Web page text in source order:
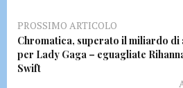
PROSSIMO ARTICOLO
Chromatica, superato il miliardo
per Lady Gaga – eguagliate
Swift